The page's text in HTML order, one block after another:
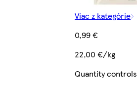
Viac z kategórie
0,99 €
22,00 €/kg
Quantity controls